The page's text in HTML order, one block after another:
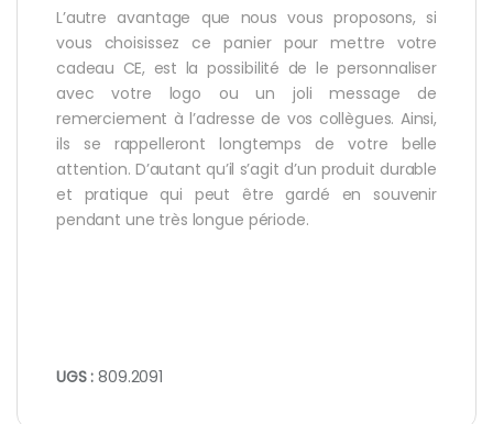
L’autre avantage que nous vous proposons, si
vous choisissez ce panier pour mettre votre
cadeau CE, est la possibilité de le personnaliser
avec votre logo ou un joli message de
remerciement à l’adresse de vos collègues. Ainsi,
ils se rappelleront longtemps de votre belle
attention. D’autant qu’il s’agit d’un produit durable
et pratique qui peut être gardé en souvenir
pendant une très longue période.
UGS :809.2091